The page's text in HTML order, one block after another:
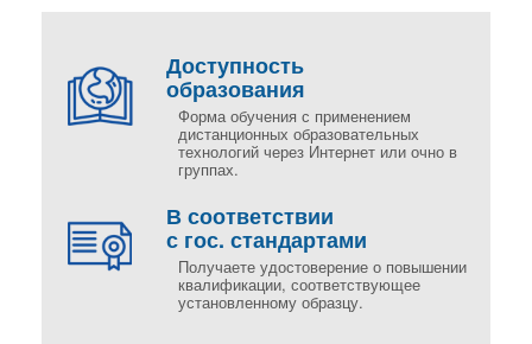
Доступность
образования
Форма обучения с применением
дистанционных образовательных
технологий через Интернет или очно в
группах.
В соответствии
с гос. стандартами
Получаете удостоверение о повышении
квалификации, соответствующее
установленному образцу.